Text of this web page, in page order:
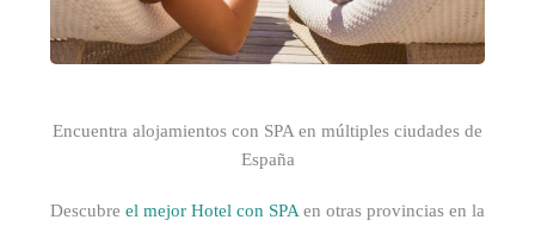
Encuentra alojamientos con SPA en múltiples ciudades de
España
Descubre el mejor Hotel con SPA en otras provincias en la